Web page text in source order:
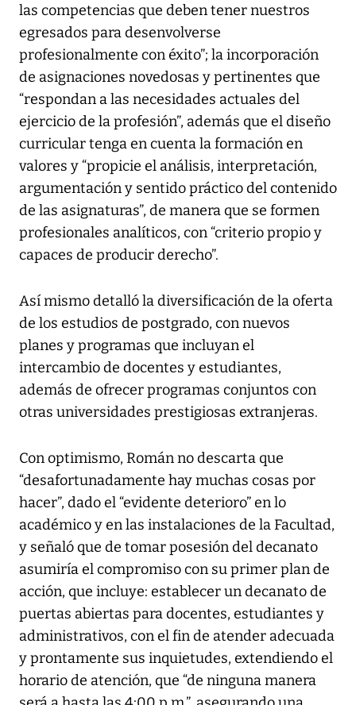
las competencias que deben tener nuestros
egresados para desenvolverse
profesionalmente con éxito”; la incorporación
de asignaciones novedosas y pertinentes que
“respondan a las necesidades actuales del
ejercicio de la profesión”, además que el diseño
curricular tenga en cuenta la formación en
valores y “propicie el análisis, interpretación,
argumentación y sentido práctico del contenido
de las asignaturas”, de manera que se formen
profesionales analíticos, con “criterio propio y
capaces de producir derecho”.
Así mismo detalló la diversificación de la oferta
de los estudios de postgrado, con nuevos
planes y programas que incluyan el
intercambio de docentes y estudiantes,
además de ofrecer programas conjuntos con
otras universidades prestigiosas extranjeras.
Con optimismo, Román no descarta que
“desafortunadamente hay muchas cosas por
hacer”, dado el “evidente deterioro” en lo
académico y en las instalaciones de la Facultad,
y señaló que de tomar posesión del decanato
asumiría el compromiso con su primer plan de
acción, que incluye: establecer un decanato de
puertas abiertas para docentes, estudiantes y
administrativos, con el fin de atender adecuada
y prontamente sus inquietudes, extendiendo el
horario de atención, que “de ninguna manera